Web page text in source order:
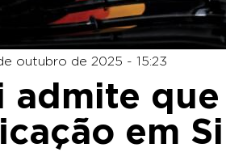
outubro de 2025 - 15:23
admite
em